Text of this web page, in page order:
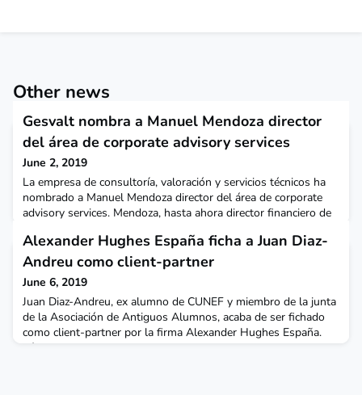
Other news
Gesvalt nombra a Manuel Mendoza director
del área de corporate advisory services
June 2, 2019
La empresa de consultoría, valoración y servicios técnicos ha
nombrado a Manuel Mendoza director del área de corporate
advisory services. Mendoza, hasta ahora director financiero de
Oaktree, estudió Administración y Dirección de Empresas en
CUNEF, además dispone de un máster en Dirección Financiera
por CEF.
Alexander Hughes España ficha a Juan Diaz-
Andreu como client-partner
June 6, 2019
Juan Diaz-Andreu, ex alumno de CUNEF y miembro de la junta
de la Asociación de Antiguos Alumnos, acaba de ser fichado
como client-partner por la firma Alexander Hughes España.
Díaz-Andreu tiene una dilatada trayectoria profesional en el